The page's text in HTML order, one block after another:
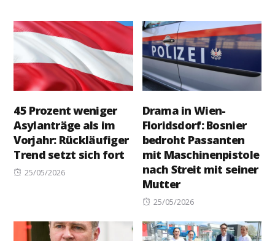
45 Prozent weniger
Asylanträge als im
Vorjahr: Rückläufiger
Trend setzt sich fort
Posted
25/05/2026
Drama in Wien-
Floridsdorf: Bosnier
bedroht Passanten
mit Maschinenpistole
nach Streit mit seiner
Mutter
Posted
25/05/2026